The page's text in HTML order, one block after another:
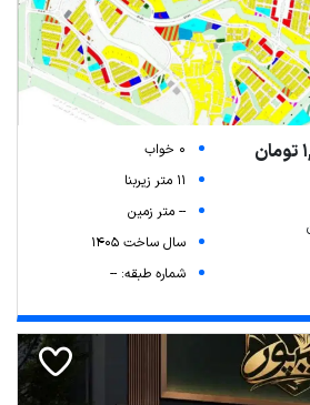
0 خواب
11 متر زیربنا
-- متر زمین
سال ساخت 1405
شماره طبقه: --